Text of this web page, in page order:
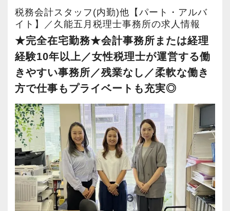
・事前に気軽な面談を実施
・仕事内容やキャリアを相談可
・ざっくばらんに質問OK
・納得後に選考へ進めます
・入社時期は柔軟に対応
・半年～1年の調整も可能
まずはカジュアル面談からでも歓迎です
「応募する」からお気軽にご連絡ください。
・繁忙期も月30～40h程度
・男性の育休取得率100％
・テレワーク導入済み
・全席デュアルモニタ完備
＜幅広い経験・成長環境＞
・9割が紹介の安定基盤
・一般企業～医療・学校法人まで対応
・個人～大企業まで幅広く経験可能
・税務顧問＋資産税に関与
・相続／事業承継／M&Aにも対応
＜成長中の税理士法人＞
税務会計スタッフ(内勤)他【パート・アルバ
イト】／久能五月税理士事務所の求人情報
★完全在宅勤務★会計事務所または経理
経験10年以上／女性税理士が運営する働
きやすい事務所／残業なし／柔軟な働き
方で仕事もプライベートも充実◎